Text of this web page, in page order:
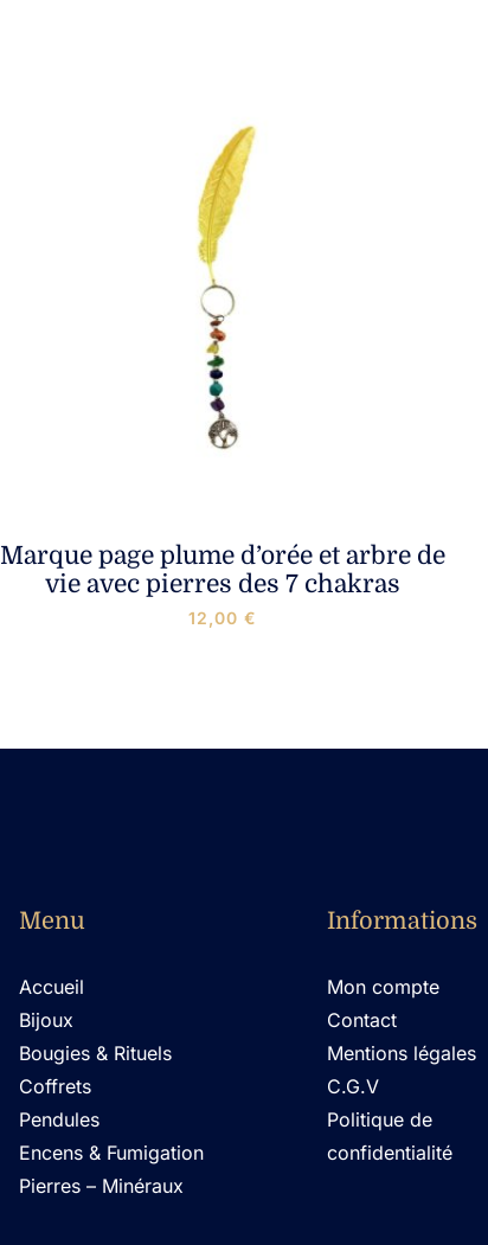
Marque page plume d’orée et arbre de
vie avec pierres des 7 chakras
12,00 €
Menu
Accueil
Bijoux
Bougies & Rituels
Coffrets
Pendules
Encens & Fumigation
Pierres – Minéraux
Informations
Mon compte
Contact
Mentions légales
C.G.V
Politique de
confidentialité